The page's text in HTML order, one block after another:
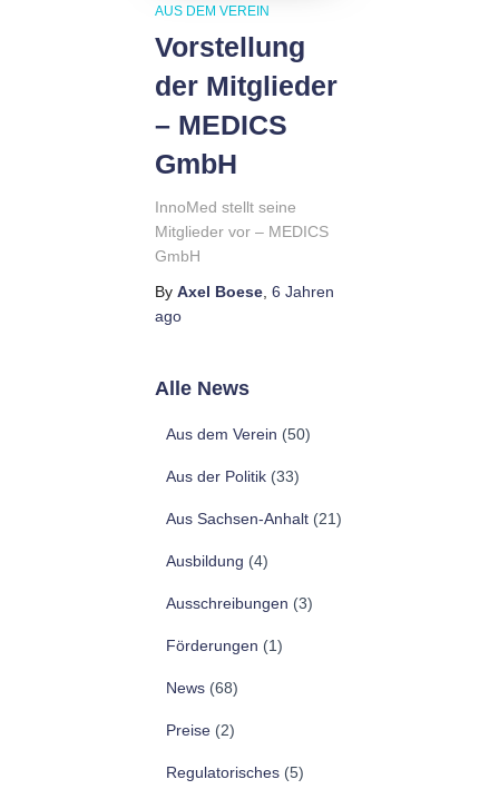
AUS DEM VEREIN
Vorstellung
der Mitglieder
– MEDICS
GmbH
InnoMed stellt seine
Mitglieder vor – MEDICS
GmbH
By Axel Boese 6 Jahren
ago
Alle News
Aus dem Verein (50)
Aus der Politik (33)
Aus Sachsen-Anhalt (21)
Ausbildung (4)
Ausschreibungen (3)
Förderungen (1)
News (68)
Preise (2)
Regulatorisches (5)